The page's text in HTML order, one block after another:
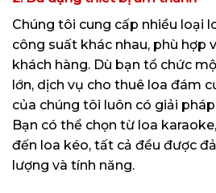
Chúng tôi cung cấp nhiều loại
công suất khác nhau, phù hợp
khách hàng. Dù bạn tổ chức
lớn, dịch vụ cho thuê loa đám
của chúng tôi luôn có giải
Bạn có thể chọn từ loa
đến loa kéo, tất cả đều được
lượng và tính năng.